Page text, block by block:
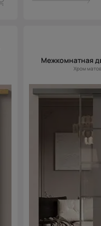
Межкомнатная
Хром